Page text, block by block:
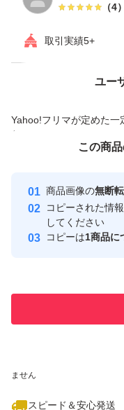
（4）
取引実績5+
ユー
Yahoo!フリマが定めた一
付与しています
安心取引出品者
取引実績
ません
スピード＆安心発送
価格の相談
この商
商品画像の無断
コピーされた情
してください
コピーは1商品に
この商品をみている